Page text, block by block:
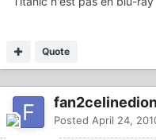
Quote
Posted April 24,